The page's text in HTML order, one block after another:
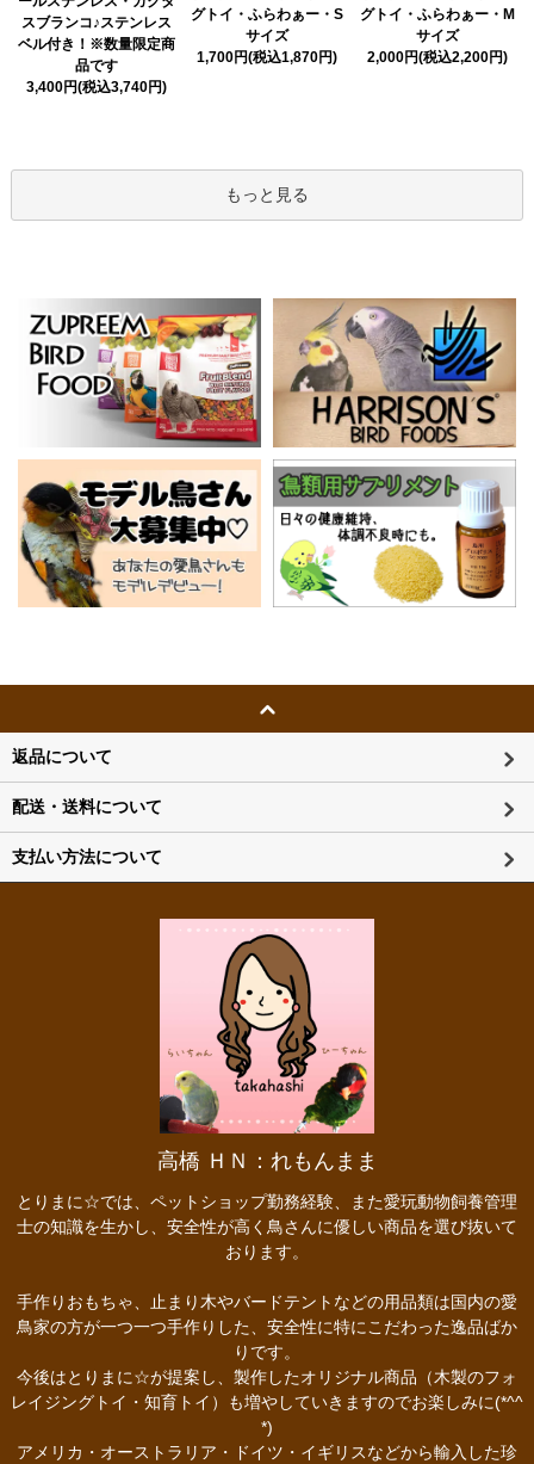
スブランコ♪ステンレス
ベル付き！※数量限定商
品です
3,400円(税込3,740円)
グトイ・ふらわぁー・S
サイズ
1,700円(税込1,870円)
グトイ・ふらわぁー・M
サイズ
2,000円(税込2,200円)
もっと見る
返品について
配送・送料について
支払い方法について
高橋 ＨＮ：れもんまま
とりまに☆では、ペットショップ勤務経験、また愛玩動物飼養管理
士の知識を生かし、安全性が高く鳥さんに優しい商品を選び抜いて
おります。
手作りおもちゃ、止まり木やバードテントなどの用品類は国内の愛
鳥家の方が一つ一つ手作りした、安全性に特にこだわった逸品ばか
りです。
今後はとりまに☆が提案し、製作したオリジナル商品（木製のフォ
レイジングトイ・知育トイ）も増やしていきますのでお楽しみに(*^^
*)
アメリカ・オーストラリア・ドイツ・イギリスなどから輸入した珍